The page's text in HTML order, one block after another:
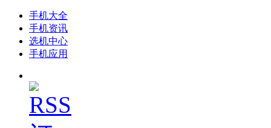
手机大全
手机资讯
选机中心
手机应用